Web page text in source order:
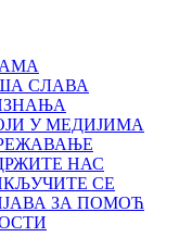
СЛАВА
У МЕДИЈИМА
НАС
СЕ
ЗА ПОМОЋ